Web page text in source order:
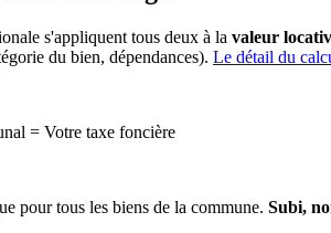
s'appliquent tous deux à la valeur
du bien, dépendances). Le détail du
= Votre taxe foncière
pour tous les biens de la commune. Subi,